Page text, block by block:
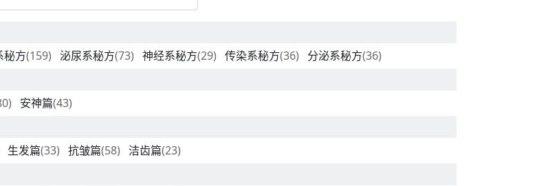
秘方(159) 泌尿系秘方(73) 神经系秘方(29) 传染系秘方(36) 分泌系秘方(36)
安神篇(43)
生发篇(33) 抗皱篇(58) 洁齿篇(23)